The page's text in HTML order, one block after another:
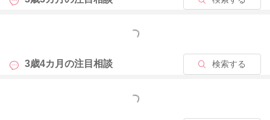
なくなっていくといいのかなとも思います。
きっとお家でも色々と試されているのだと思うのですが、娘さ
ただくといいのかなとも思いました。
もっと見る
3歳4カ月の注目相談 検索する
もっと見る